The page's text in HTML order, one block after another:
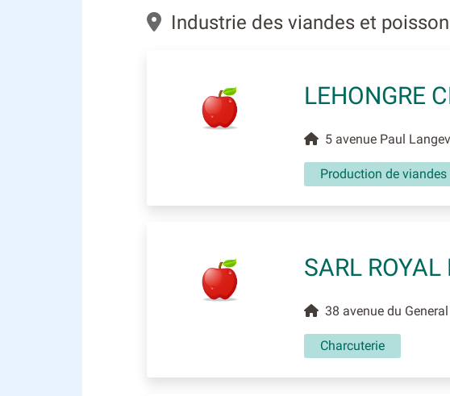
Industrie des viandes et
LEHONGRE
5 avenue Paul
Production de
SARL ROYAL
38 avenue du
Charcuterie